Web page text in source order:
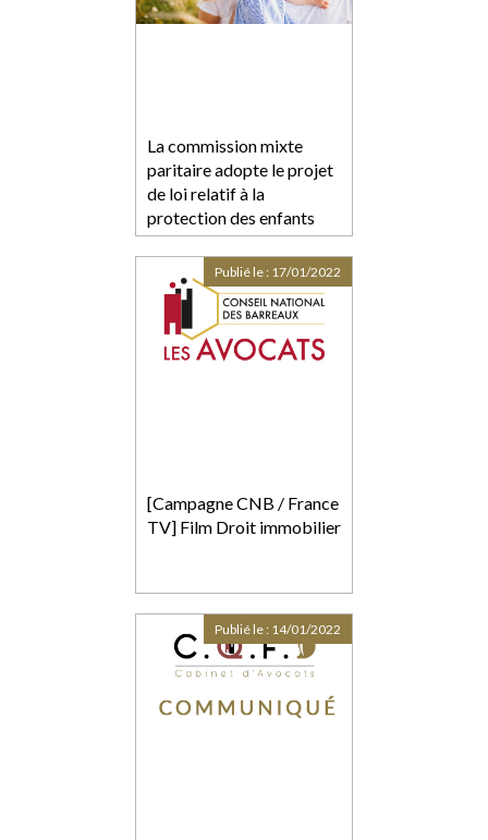
La commission mixte
paritaire adopte le projet
de loi relatif à la
protection des enfants
[Campagne CNB / France
TV] Film Droit immobilier
Publié le : 17/01/2022
Publié le : 14/01/2022